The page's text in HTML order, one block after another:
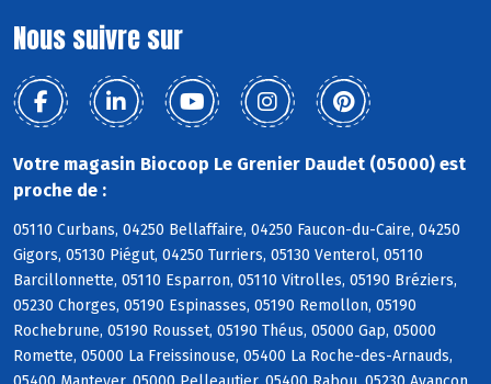
Nous suivre sur
Votre magasin Biocoop Le Grenier Daudet (05000) est
proche de :
05110 Curbans, 04250 Bellaffaire, 04250 Faucon-du-Caire, 04250
Gigors, 05130 Piégut, 04250 Turriers, 05130 Venterol, 05110
Barcillonnette, 05110 Esparron, 05110 Vitrolles, 05190 Bréziers,
05230 Chorges, 05190 Espinasses, 05190 Remollon, 05190
Rochebrune, 05190 Rousset, 05190 Théus, 05000 Gap, 05000
Romette, 05000 La Freissinouse, 05400 La Roche-des-Arnauds,